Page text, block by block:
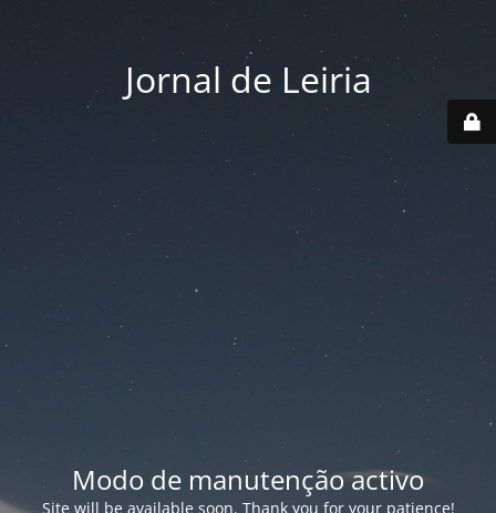
Jornal de Leiria
Modo de manutenção activo
Site will be available soon. Thank you for your patience!